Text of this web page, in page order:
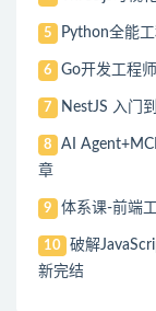
5 Python全能
6 Go开发工程
7 NestJS 入门
8
AI
章
9 体系课-前端
10
破解
新完结